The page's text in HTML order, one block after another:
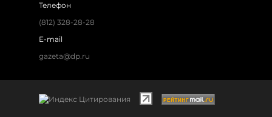
Телефон
(812) 328-28-28
E-mail
gazeta@dp.ru